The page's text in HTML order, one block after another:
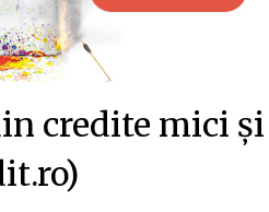
credite mici și